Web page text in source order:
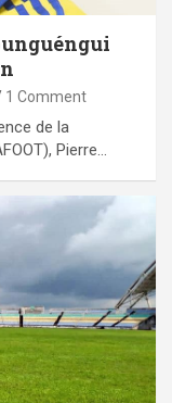
1 Comment
de la
Pierre…